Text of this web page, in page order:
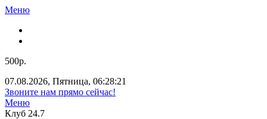
Меню
500р.
07.08.2026, Пятница, 06:28:22
Звоните нам прямо сейчас!
Меню
Клуб 24.7